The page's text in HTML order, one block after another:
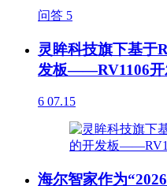
问答 5
灵眸科技旗下基于
发板——RV1106开
6 07.15
海尔智家作为